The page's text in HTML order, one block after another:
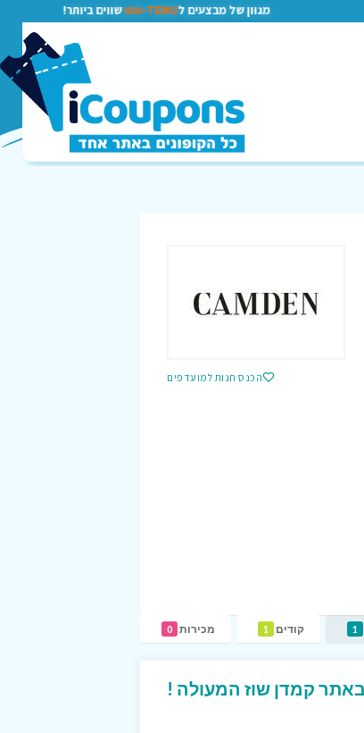
מגוון של מבצעים לTEMU-טמו שווים ביותר!
הכנס חנות למועדפים
1 קודים 1 מכירות 0